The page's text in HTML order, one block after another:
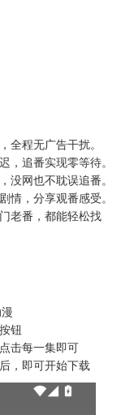
全程无广告干扰。​
，追番实现零等待。​
没网也不耽误追番。​
情，分享观番感受。​
老番，都能轻松找
钮
击每一集即可​
，即可开始下载​